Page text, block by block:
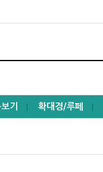
기 확대경/루페